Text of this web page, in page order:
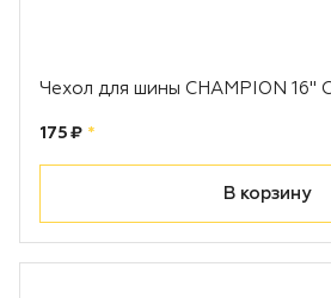
Чехол для шины CHAMPION 16"
Цена:
175 ₽ рублей
*
В корзину